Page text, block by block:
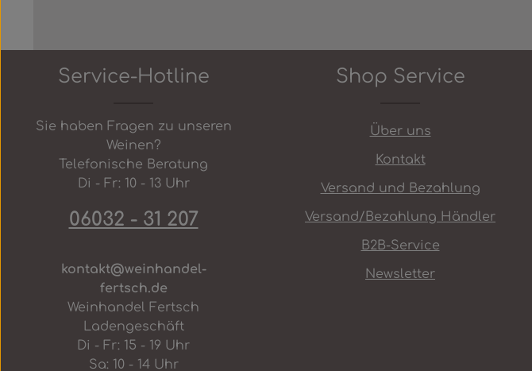
Service-Hotline
Sie haben Fragen zu unseren
Weinen?
Telefonische Beratung
Di - Fr: 10 - 13 Uhr
06032 - 31 207
kontakt@weinhandel-
fertsch.de
Weinhandel Fertsch
Ladengeschäft
Di - Fr: 15 - 19 Uhr
Sa: 10 - 14 Uhr
Shop Service
Über uns
Kontakt
Versand und Bezahlung
Versand/Bezahlung Händler
B2B-Service
Newsletter